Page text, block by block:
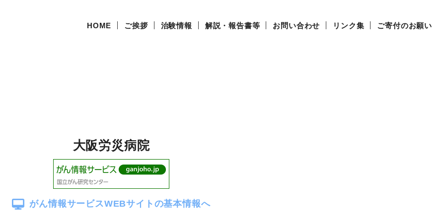
HOME ご挨拶 治験情報 解説・報告書等 お問い合わせ リンク集 ご寄付のお願い
大阪労災病院
がん情報サービスWEBサイトの基本情報へ